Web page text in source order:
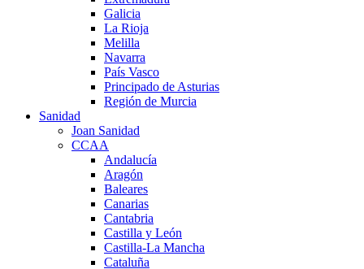
Galicia
La Rioja
Melilla
Navarra
País Vasco
Principado de Asturias
Región de Murcia
Sanidad
Joan Sanidad
CCAA
Andalucía
Aragón
Baleares
Canarias
Cantabria
Castilla y León
Castilla-La Mancha
Cataluña